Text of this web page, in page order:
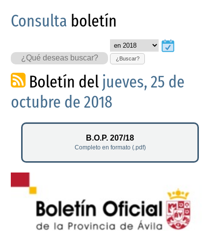
Consulta boletín
¿Buscar?
Boletín del jueves, 25 de
octubre de 2018
B.O.P. 207/18
Completo en formato (.pdf)